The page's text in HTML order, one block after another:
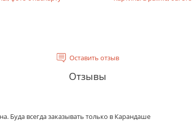
Оставить отзыв
Отзывы
Буда всегда заказывать только в Карандаше